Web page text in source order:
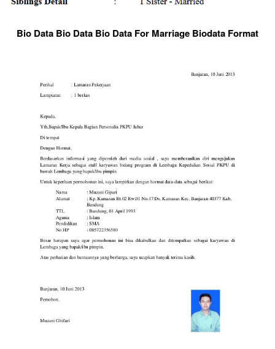
Bio Data Bio Data Bio Data For Marriage Biodata Format